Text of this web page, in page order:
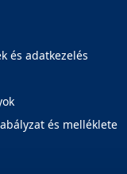
és adatkezelés
és melléklete